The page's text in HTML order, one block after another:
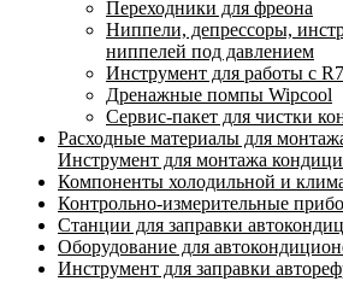
Переходники для фреона
Ниппели, депрессоры,
ниппелей под давлением
Инструмент для работы с
Дренажные помпы Wipcool
Сервис-пакет для чистки
Расходные материалы для
Инструмент для монтажа
Компоненты холодильной и
Контрольно-измерительные
Станции для заправки
Оборудование для
Инструмент для заправки